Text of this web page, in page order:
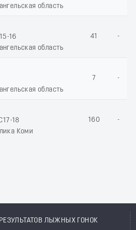
область
16
область
41 -
область
7 -
18
Коми
160 -
ЛЫЖНЫХ ГОНОК